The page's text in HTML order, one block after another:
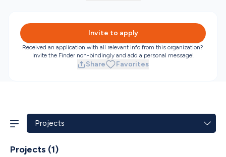
Invite to apply
Received an application with all relevant info from this organization?
Invite the Finder non-bindingly and add a personal message!
Share Favorites
Projects (1)